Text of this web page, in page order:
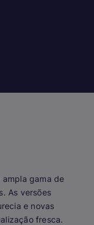
ampla gama de
As versões
e novas
fresca.